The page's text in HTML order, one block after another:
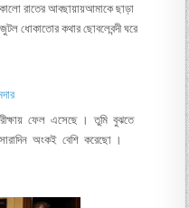
রাতের আবছায়ায়আমাকে ছাড়া
ধোকাতোর কথার ছোবলেবন্দী ঘরে
ফেল এসেছে । তুমি বুঝতে
অংকই বেশি করেছো ।